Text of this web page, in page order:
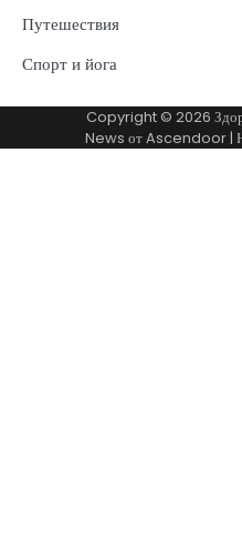
Путешествия
Спорт и йога
Copyright © 2026
News отAscendoor|